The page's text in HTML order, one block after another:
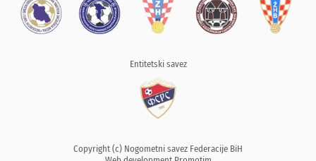
Entitetski savez
Copyright (c) Nogometni savez Federacije BiH